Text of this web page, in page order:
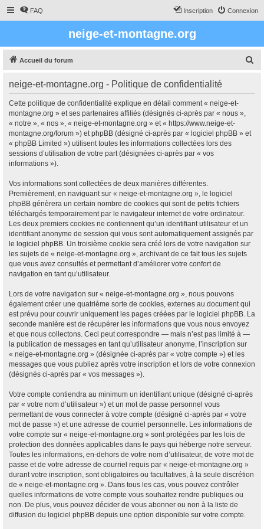
FAQ Connexion
Inscription
neige-et-montagne.org
Accueil du forum
neige-et-montagne.org - Politique de confidentialité
Cette politique de confidentialité explique en détail comment « neige-et-
montagne.org » et ses partenaires affiliés (désignés ci-après par « nous »,
« notre », « nos », « neige-et-montagne.org » et « https://www.neige-et-
montagne.org/forum ») et phpBB (désigné ci-après par « logiciel phpBB » et
« phpBB Limited ») utilisent toutes les informations collectées lors des
sessions d’utilisation de votre part (désignées ci-après par « vos
informations »).
Vos informations sont collectées de deux manières différentes.
Premièrement, en naviguant sur « neige-et-montagne.org », le logiciel
phpBB génèrera un certain nombre de cookies qui sont de petits fichiers
téléchargés temporairement par le navigateur internet de votre ordinateur.
Les deux premiers cookies ne contiennent qu’un identifiant utilisateur et un
identifiant anonyme de session qui vous sont automatiquement assignés par
le logiciel phpBB. Un troisième cookie sera créé lors de votre navigation sur
les sujets de « neige-et-montagne.org », archivant de ce fait tous les sujets
que vous avez consultés et permettant d’améliorer votre confort de
navigation en tant qu’utilisateur.
Lors de votre navigation sur « neige-et-montagne.org », nous pouvons
également créer une quatrième sorte de cookies, externes au document qui
est prévu pour couvrir uniquement les pages créées par le logiciel phpBB. La
seconde manière est de récupérer les informations que vous nous envoyez
et que nous collectons. Ceci peut correspondre — mais n’est pas limité à —
la publication de messages en tant qu’utilisateur anonyme, l’inscription sur
« neige-et-montagne.org » (désignée ci-après par « votre compte ») et les
messages que vous publiez après votre inscription et lors de votre connexion
(désignés ci-après par « vos messages »).
Votre compte contiendra au minimum un identifiant unique (désigné ci-après
par « votre nom d’utilisateur ») et un mot de passe personnel vous
permettant de vous connecter à votre compte (désigné ci-après par « votre
mot de passe ») et une adresse de courriel personnelle. Les informations de
votre compte sur « neige-et-montagne.org » sont protégées par les lois de
protection des données applicables dans le pays qui héberge notre serveur.
Toutes les informations, en-dehors de votre nom d’utilisateur, de votre mot de
passe et de votre adresse de courriel requis par « neige-et-montagne.org »
durant votre inscription, sont obligatoires ou facultatives, à la seule discrétion
de « neige-et-montagne.org ». Dans tous les cas, vous pouvez contrôler
quelles informations de votre compte vous souhaitez rendre publiques ou
non. De plus, vous pouvez décider de vous abonner ou non à la liste de
diffusion du logiciel phpBB depuis une option disponible sur votre compte.